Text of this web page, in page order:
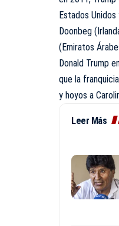
Estados
Doonbeg
(Emiratos
Donald Trump
que la
y hoyos a
Leer Más